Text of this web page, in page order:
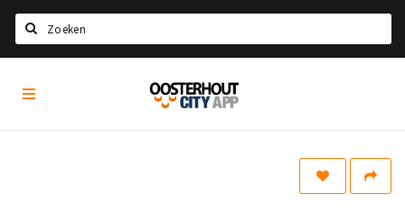
Home
Oosterhout
City